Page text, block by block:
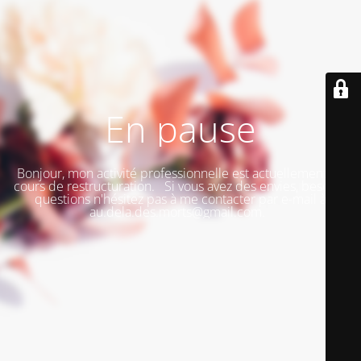
En pause
Bonjour, mon activité professionnelle est actuellement en
cours de restructuration. Si vous avez des envies, besoins,
questions n'hésitez pas à me contacter par e-mail à
au.dela.des.morts@gmail.com.